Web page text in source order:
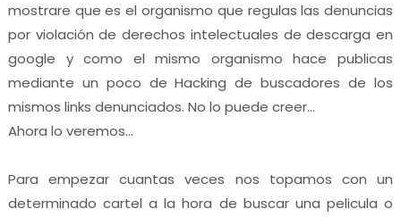
mostrare que es el organismo que regulas las denuncias
por violación de derechos intelectuales de descarga en
google y como el mismo organismo hace publicas
mediante un poco de Hacking de buscadores de los
mismos links denunciados. No lo puede creer...
Ahora lo veremos...
Para empezar cuantas veces nos topamos con un
determinado cartel a la hora de buscar una pelicula o